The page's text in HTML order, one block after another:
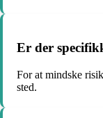
Er der
For at mindske
sted.